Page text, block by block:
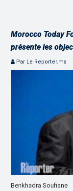
Morocco Today
présente les
Par Le Reporter.ma
Benkhadra Soufiane